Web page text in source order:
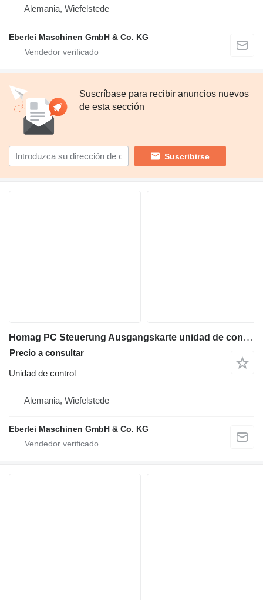
Alemania, Wiefelstede
Eberlei Maschinen GmbH & Co. KG
Suscríbase para recibir anuncios nuevos
de esta sección
Suscribirse
Homag PC Steuerung Ausgangskarte unidad de control para maquinaria industrial
Precio a consultar
Unidad de control
Alemania, Wiefelstede
Eberlei Maschinen GmbH & Co. KG